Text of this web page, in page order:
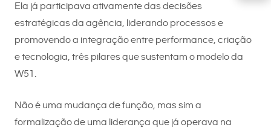
Ela já participava ativamente das decisões
estratégicas da agência, liderando processos e
promovendo a integração entre performance, criação
e tecnologia, três pilares que sustentam o modelo da
W51.
Não é uma mudança de função, mas sim a
formalização de uma liderança que já operava na